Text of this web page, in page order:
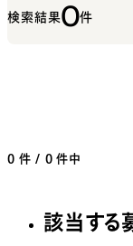
検索結果0件
0 件 / 0 件中
該当する